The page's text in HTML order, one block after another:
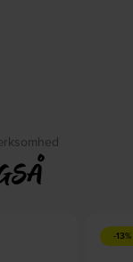
-13%